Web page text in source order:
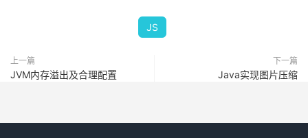
JS
上一篇
JVM内存溢出及合理配置
下一篇
Java实现图片压缩